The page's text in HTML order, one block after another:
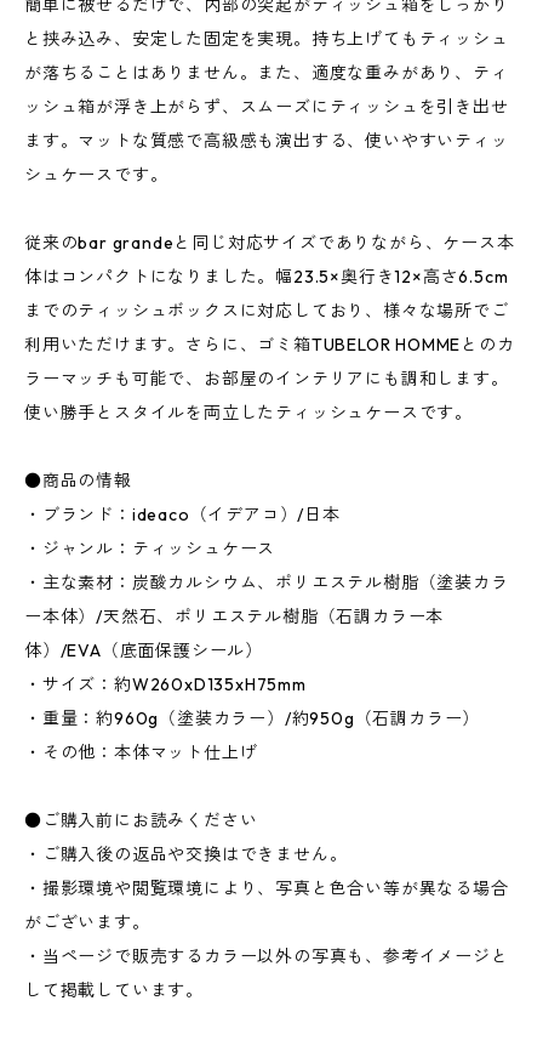
簡単に被せるだけで、内部の突起がティッシュ箱をしっかり
と挟み込み、安定した固定を実現。持ち上げてもティッシュ
が落ちることはありません。また、適度な重みがあり、ティ
ッシュ箱が浮き上がらず、スムーズにティッシュを引き出せ
ます。マットな質感で高級感も演出する、使いやすいティッ
シュケースです。
従来のbar grandeと同じ対応サイズでありながら、ケース本
体はコンパクトになりました。幅23.5×奥行き12×高さ6.5cm
までのティッシュボックスに対応しており、様々な場所でご
利用いただけます。さらに、ゴミ箱TUBELOR HOMMEとのカ
ラーマッチも可能で、お部屋のインテリアにも調和します。
使い勝手とスタイルを両立したティッシュケースです。
●商品の情報
・ブランド：ideaco（イデアコ）/日本
・ジャンル：ティッシュケース
・主な素材：炭酸カルシウム、ポリエステル樹脂（塗装カラ
ー本体）/天然石、ポリエステル樹脂（石調カラー本
体）/EVA（底面保護シール）
・サイズ：約W260xD135xH75mm
・重量：約960g（塗装カラー）/約950g（石調カラー）
・その他：本体マット仕上げ
●ご購入前にお読みください
・ご購入後の返品や交換はできません。
・撮影環境や閲覧環境により、写真と色合い等が異なる場合
がございます。
・当ページで販売するカラー以外の写真も、参考イメージと
して掲載しています。